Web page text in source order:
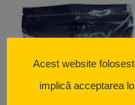
Acest website
implică acceptarea